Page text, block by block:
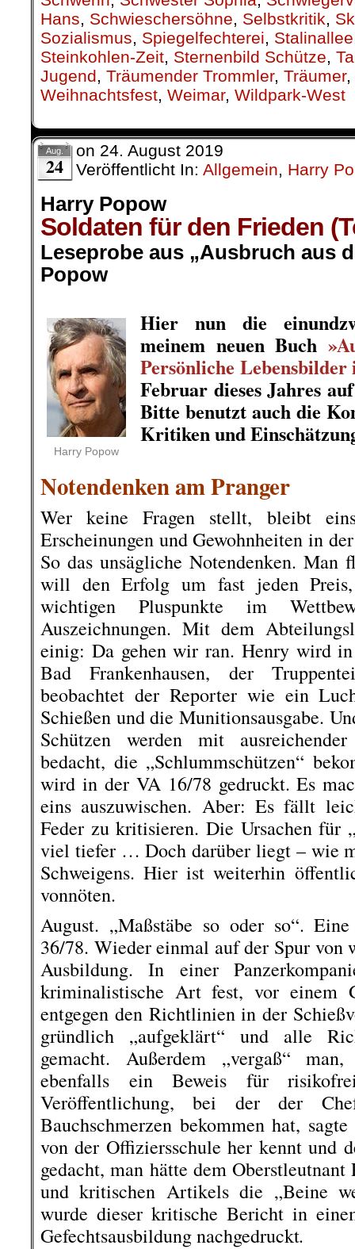
Hans, Schwieschersöhne, Selbstkritik,
Sozialismus, Spiegelfechterei, Stalinallee
Steinkohlen-Zeit, Sternenbild Schütze,
Jugend, Träumender Trommler, Träumer,
Weihnachtsfest, Weimar, Wildpark-West
Aug.
24
on 24. August 2019
Veröffentlicht In: Allgemein, Harry
Harry Popow
Soldaten für den Frieden
Leseprobe aus „Ausbruch aus
Popow
Harry Popow
Hier nun die
meinem neuen Buch
Persönliche
Februar dieses Jahres
Bitte benutzt auch die
Kritiken und
Notendenken am Pranger
Wer keine Fragen stellt, bleibt
Erscheinungen und Gewohnheiten in
So das unsägliche Notendenken. Man
will den Erfolg um fast jeden
wichtigen Pluspunkte im
Auszeichnungen. Mit dem
einig: Da gehen wir ran. Henry wird
Bad Frankenhausen, der
beobachtet der Reporter wie ein
Schießen und die Munitionsausgabe.
Schützen werden mit
bedacht, die „Schlummschützen“
wird in der VA 16/78 gedruckt. Es
eins auszuwischen. Aber: Es fällt
Feder zu kritisieren. Die Ursachen für
viel tiefer … Doch darüber liegt – wie
Schweigens. Hier ist weiterhin
vonnöten.
August. „Maßstäbe so oder so“.
36/78. Wieder einmal auf der Spur
Ausbildung. In einer
kriminalistische Art fest, vor einem
entgegen den Richtlinien in der
gründlich „aufgeklärt“ und alle
gemacht. Außerdem „vergaß“
ebenfalls ein Beweis für
Veröffentlichung, bei der der
Bauchschmerzen bekommen hat,
von der Offiziersschule her kennt und
gedacht, man hätte dem Oberstleutnant
und kritischen Artikels die „Beine
wurde dieser kritische Bericht in
Gefechtsausbildung nachgedruckt.